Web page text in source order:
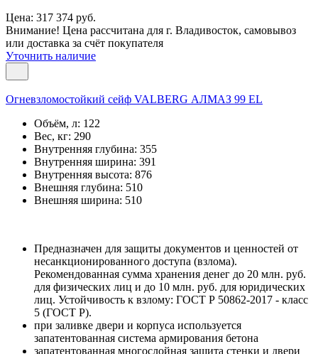
Цена: 317 374 руб.
Внимание! Цена рассчитана для г. Владивосток, самовывоз
или доставка за счёт покупателя
Уточнить наличие
Огневзломостойкий сейф VALBERG АЛМАЗ 99 EL
Объём, л: 122
Вес, кг: 290
Внутренняя глубина: 355
Внутренняя ширина: 391
Внутренняя высота: 876
Внешняя глубина: 510
Внешняя ширина: 510
Предназначен для защиты документов и ценностей от
несанкционированного доступа (взлома).
Рекомендованная сумма хранения денег до 20 млн. руб.
для физических лиц и до 10 млн. руб. для юридических
лиц. Устойчивость к взлому: ГОСТ Р 50862-2017 - класс
5 (ГОСТ Р).
при заливке двери и корпуса используется
запатентованная система армирования бетона
запатентованная многослойная защита стенки и двери